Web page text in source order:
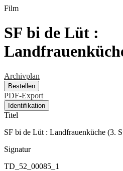
Film
SF bi de Lüt :
Archivplan
Bestellen
PDF-Export
Identifikation
Titel
SF bi de Lüt : Landfrauenküche (3.
Signatur
TD_52_00085_1